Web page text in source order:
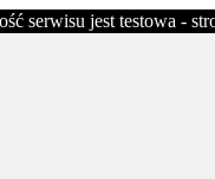
serwisu jest testowa -